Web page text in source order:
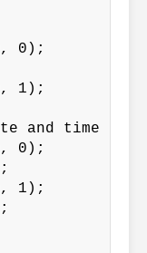
0);
1);
and time
0);
1);